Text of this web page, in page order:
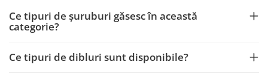
Igiena si Ingrijire personala
Sapun de maini profesional
Ce tipuri de șuruburi găsesc în această
categorie?
Ce tipuri de dibluri sunt disponibile?